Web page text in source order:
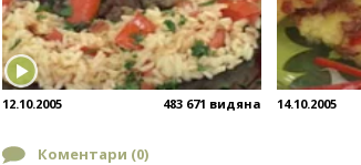
12.10.2005 483 671 видяна 14.10.2005
Коментари (0)